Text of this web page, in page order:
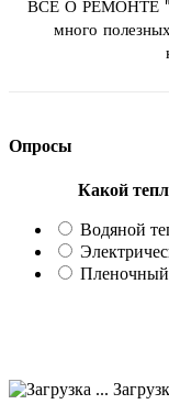
ВСЕ О РЕМОНТЕ
много
Опросы
Какой
Водяной